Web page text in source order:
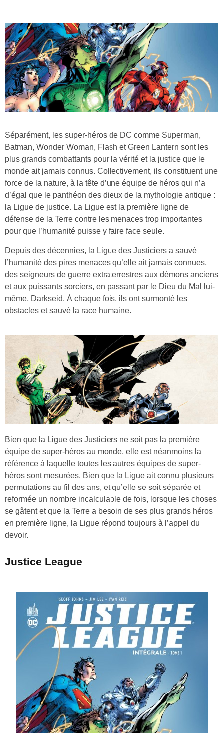
Séparément, les super-héros de DC comme Superman,
Batman, Wonder Woman, Flash et Green Lantern sont les
plus grands combattants pour la vérité et la justice que le
monde ait jamais connus. Collectivement, ils constituent une
force de la nature, à la tête d’une équipe de héros qui n’a
d’égal que le panthéon des dieux de la mythologie antique :
la Ligue de justice. La Ligue est la première ligne de
défense de la Terre contre les menaces trop importantes
pour que l’humanité puisse y faire face seule.
Depuis des décennies, la Ligue des Justiciers a sauvé
l’humanité des pires menaces qu’elle ait jamais connues,
des seigneurs de guerre extraterrestres aux démons anciens
et aux puissants sorciers, en passant par le Dieu du Mal lui-
même, Darkseid. À chaque fois, ils ont surmonté les
obstacles et sauvé la race humaine.
Bien que la Ligue des Justiciers ne soit pas la première
équipe de super-héros au monde, elle est néanmoins la
référence à laquelle toutes les autres équipes de super-
héros sont mesurées. Bien que la Ligue ait connu plusieurs
permutations au fil des ans, et qu’elle se soit séparée et
reformée un nombre incalculable de fois, lorsque les choses
se gâtent et que la Terre a besoin de ses plus grands héros
en première ligne, la Ligue répond toujours à l’appel du
devoir.
Justice League